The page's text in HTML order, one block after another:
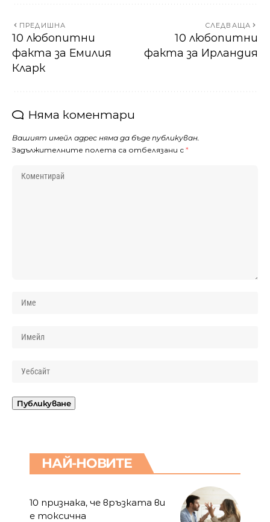
ПРЕДИШНА
10 любопитни
факта за Емилия
Кларк
СЛЕДВАЩА
10 любопитни
факта за Ирландия
Няма коментари
Вашият имейл адрес няма да бъде публикуван.
Задължителните полета са отбелязани с *
НАЙ-НОВИТЕ
10 признака, че връзката ви
е токсична